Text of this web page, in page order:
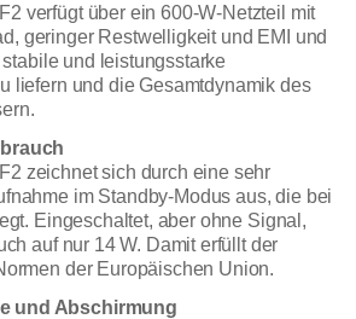
verfügt über ein 600-W-Netzteil mit
geringer Restwelligkeit und EMI und
und leistungsstarke
liefern und die Gesamtdynamik des
zeichnet sich durch eine sehr
im Standby-Modus aus, die bei
Eingeschaltet, aber ohne Signal,
auf nur 14 W. Damit erfüllt der
der Europäischen Union.
und Abschirmung